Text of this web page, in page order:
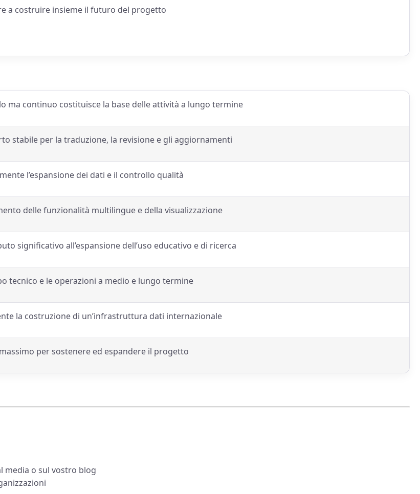
a costruire insieme il futuro del progetto
ma continuo costituisce la base delle attività a lungo termine
stabile per la traduzione, la revisione e gli aggiornamenti
l’espansione dei dati e il controllo qualità
delle funzionalità multilingue e della visualizzazione
significativo all’espansione dell’uso educativo e di ricerca
tecnico e le operazioni a medio e lungo termine
la costruzione di un’infrastruttura dati internazionale
per sostenere ed espandere il progetto
media o sul vostro blog